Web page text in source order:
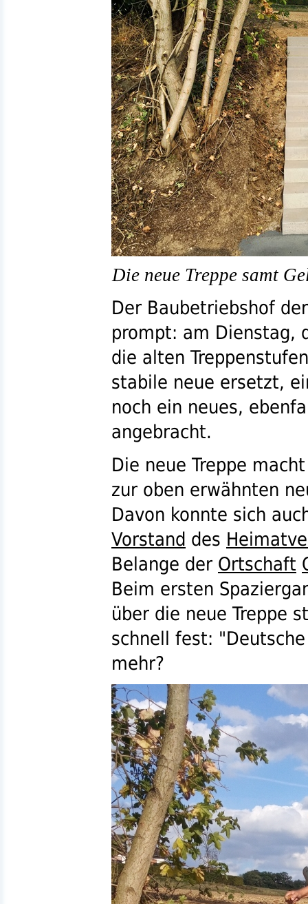
Die neue Treppe samt
Der Baubetriebshof
prompt: am Dienstag,
die alten
stabile neue ersetzt,
noch ein neues,
angebracht.
Die neue Treppe
zur oben erwähnten
Davon konnte sich
Vorstand des
Belange der Ortschaft
Beim ersten
über die neue Treppe
schnell fest:
mehr?